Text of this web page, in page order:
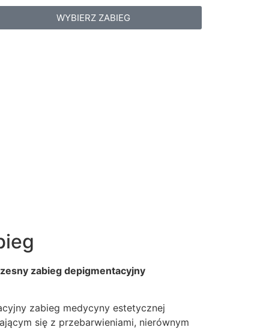
WYBIERZ ZABIEG
zabieg depigmentacyjny
zabieg medycyny estetycznej
się z przebarwieniami, nierównym